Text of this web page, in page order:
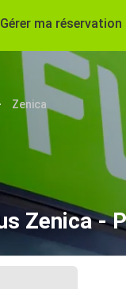
Gérer ma réservation
Zenica
Zenica -